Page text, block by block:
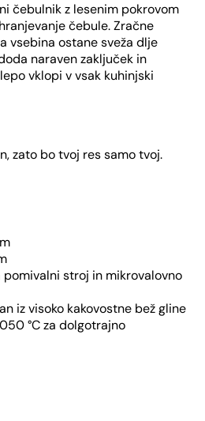
čebulnik z lesenim pokrovom
čebule. Zračne
vsebina ostane sveža dlje
naraven zaključek in
vklopi v vsak kuhinjski
zato bo tvoj res samo tvoj.
pomivalni stroj in mikrovalovno
iz visoko kakovostne bež gline
°C za dolgotrajno